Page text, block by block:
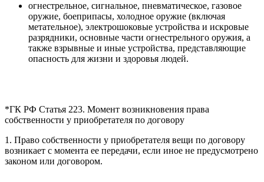
огнестрельное, сигнальное, пневматическое, газовое
оружие, боеприпасы, холодное оружие (включая
метательное), электрошоковые устройства и искровые
разрядники, основные части огнестрельного оружия, а
также взрывные и иные устройства, представляющие
опасность для жизни и здоровья людей.
*ГК РФ Статья 223. Момент возникновения права
собственности у приобретателя по договору
1. Право собственности у приобретателя вещи по договору
возникает с момента ее передачи, если иное не предусмотрено
законом или договором.